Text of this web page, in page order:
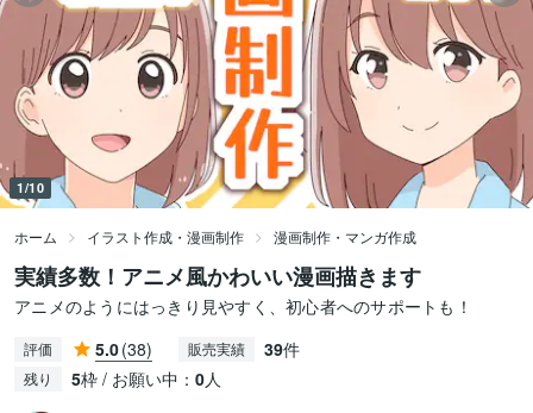
1/10
ホーム イラスト作成・漫画制作 漫画制作・マンガ作成
実績多数！アニメ風かわいい漫画描きます
アニメのようにはっきり見やすく、初心者へのサポートも！
評価 5.0(38) 販売実績 39件
残り 5枠 / お願い中： 0人